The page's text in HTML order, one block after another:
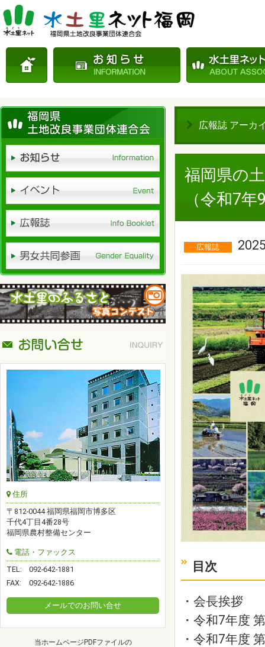
広報誌 アーカ
福岡県の
（令和7
広報誌
目次
・会長挨拶
・令和7年度
・令和7年度
住所
〒812-0044 福岡県福岡市博多区
千代4丁目4番28号
福岡県農村整備センター
電話・ファックス
TEL:
092-642-1881
FAX:
092-642-1886
メールでのお問い合せ
当ホームページPDFファイルの